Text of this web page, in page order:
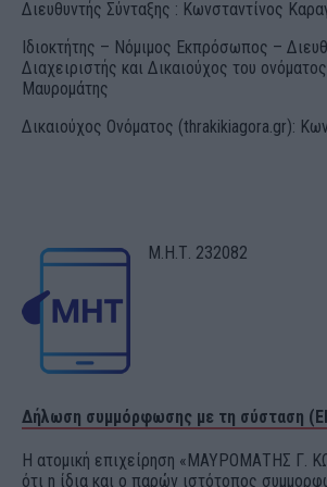
Διευθυντής Σύνταξης : Κωνσταντίνος
Ιδιοκτήτης – Νόμιμος Εκπρόσωπος –
Διαχειριστής και Δικαιούχος του
Μαυρομάτης
Δικαιούχος Ονόματος (thrakikiagora.gr):
Μ.Η.Τ. 232082
Δήλωση συμμόρφωσης με τη σύσταση
Η ατομική επιχείρηση «ΜΑΥΡΟΜΑΤΗΣ Γ.
ότι η ίδια και ο παρών ιστότοπος